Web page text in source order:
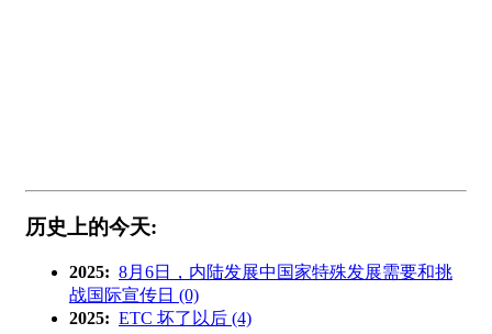
历史上的今天:
2025: 8月6日，内陆发展中国家特殊发展需要和挑
战国际宣传日 (0)
2025: ETC 坏了以后 (4)